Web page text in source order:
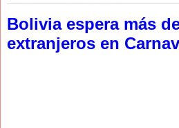
Bolivia espera más
extranjeros en